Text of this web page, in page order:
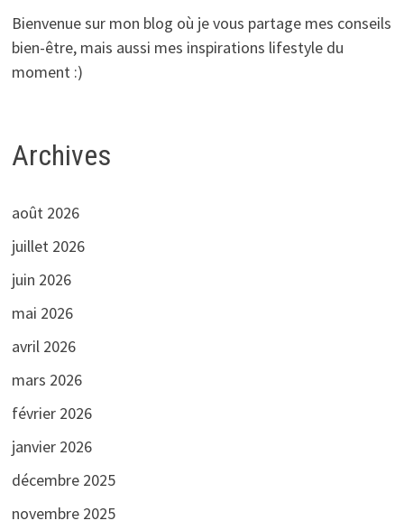
Bienvenue sur mon blog où je vous partage mes conseils
bien-être, mais aussi mes inspirations lifestyle du
moment :)
Archives
août 2026
juillet 2026
juin 2026
mai 2026
avril 2026
mars 2026
février 2026
janvier 2026
décembre 2025
novembre 2025